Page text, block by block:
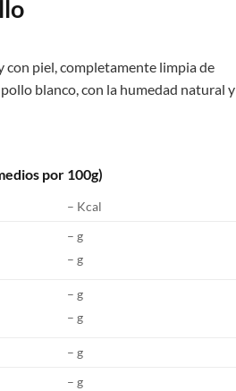
con piel, completamente limpia de
blanco, con la humedad natural y
por 100g)
– Kcal
– g
– g
– g
– g
– g
– g